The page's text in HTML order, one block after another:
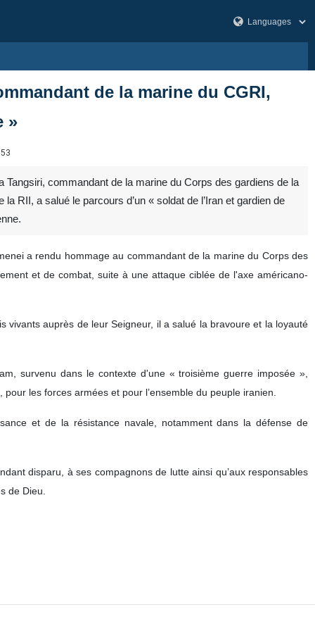
de la marine du CGRI,
»
commandant de la marine du Corps des gardiens de la
RII, a salué le parcours d’un « soldat de l’Iran et gardien de
a rendu hommage au commandant de la marine du Corps des
et de combat, suite à une attaque ciblée de l'axe américano-
auprès de leur Seigneur, il a salué la bravoure et la loyauté
survenu dans le contexte d'une « troisième guerre imposée »,
les forces armées et pour l’ensemble du peuple iranien.
et de la résistance navale, notamment dans la défense de
disparu, à ses compagnons de lutte ainsi qu’aux responsables
de Dieu.